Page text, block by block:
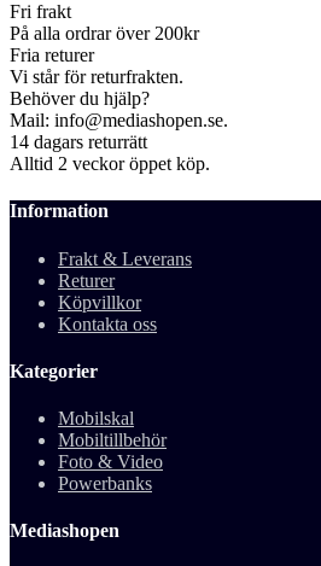
Fri frakt
På alla ordrar över 200kr
Fria returer
Vi står för returfrakten.
Behöver du hjälp?
Mail: info@mediashopen.se.
14 dagars returrätt
Alltid 2 veckor öppet köp.
Information
Frakt & Leverans
Returer
Köpvillkor
Kontakta oss
Kategorier
Mobilskal
Mobiltillbehör
Foto & Video
Powerbanks
Mediashopen